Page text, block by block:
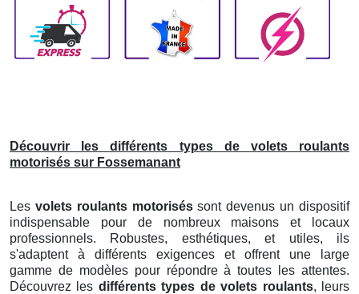
Découvrir les différents types de volets roulants
motorisés sur Fossemanant
Les volets roulants motoriséssont devenus un dispositif
indispensable pour de nombreux maisons et locaux
professionnels. Robustes, esthétiques, et utiles, ils
s'adaptent à différents exigences et offrent une large
gamme de modèles pour répondre à toutes les attentes.
Découvrez les différents types de volets roulants, leurs